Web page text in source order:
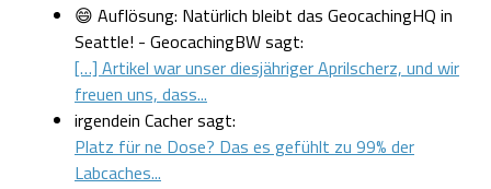
😄 Auflösung: Natürlich bleibt das GeocachingHQ in
Seattle! - GeocachingBW sagt:
[…] Artikel war unser diesjähriger Aprilscherz, und wir
freuen uns, dass...
irgendein Cacher sagt:
Platz für ne Dose? Das es gefühlt zu 99% der
Labcaches...